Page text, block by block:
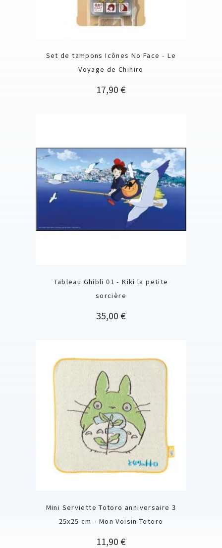
Set de tampons Icônes No Face - Le
Voyage de Chihiro
Prix
17,90 €
Tableau Ghibli 01 - Kiki la petite
sorcière
Prix
35,00 €
Mini Serviette Totoro anniversaire 3
25x25 cm - Mon Voisin Totoro
Prix
11,90 €